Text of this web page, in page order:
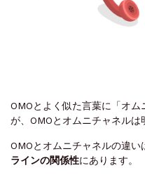
OMOとよく似た言葉に「オム
が、OMOとオムニチャネルは
OMOとオムニチャネルの違い
ラインの関係性にあります。